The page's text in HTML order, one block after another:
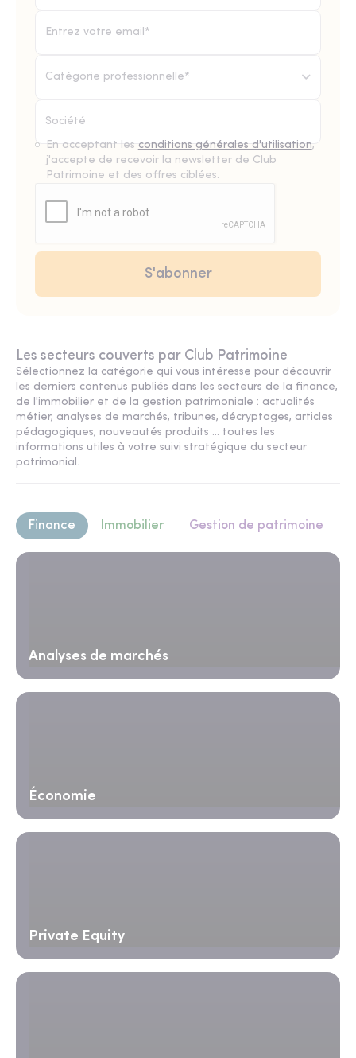
Catégorie professionnelle*
En acceptant les conditions générales d'utilisation,
j'accepte de recevoir la newsletter de Club
Patrimoine et des offres ciblées.
Les secteurs couverts par Club Patrimoine
Sélectionnez la catégorie qui vous intéresse pour découvrir
les derniers contenus publiés dans les secteurs de la finance,
de l'immobilier et de la gestion patrimoniale : actualités
métier, analyses de marchés, tribunes, décryptages, articles
pédagogiques, nouveautés produits ... toutes les
informations utiles à votre suivi stratégique du secteur
patrimonial.
Finance Immobilier Gestion de patrimoine
Analyses de marchés
Économie
Private Equity